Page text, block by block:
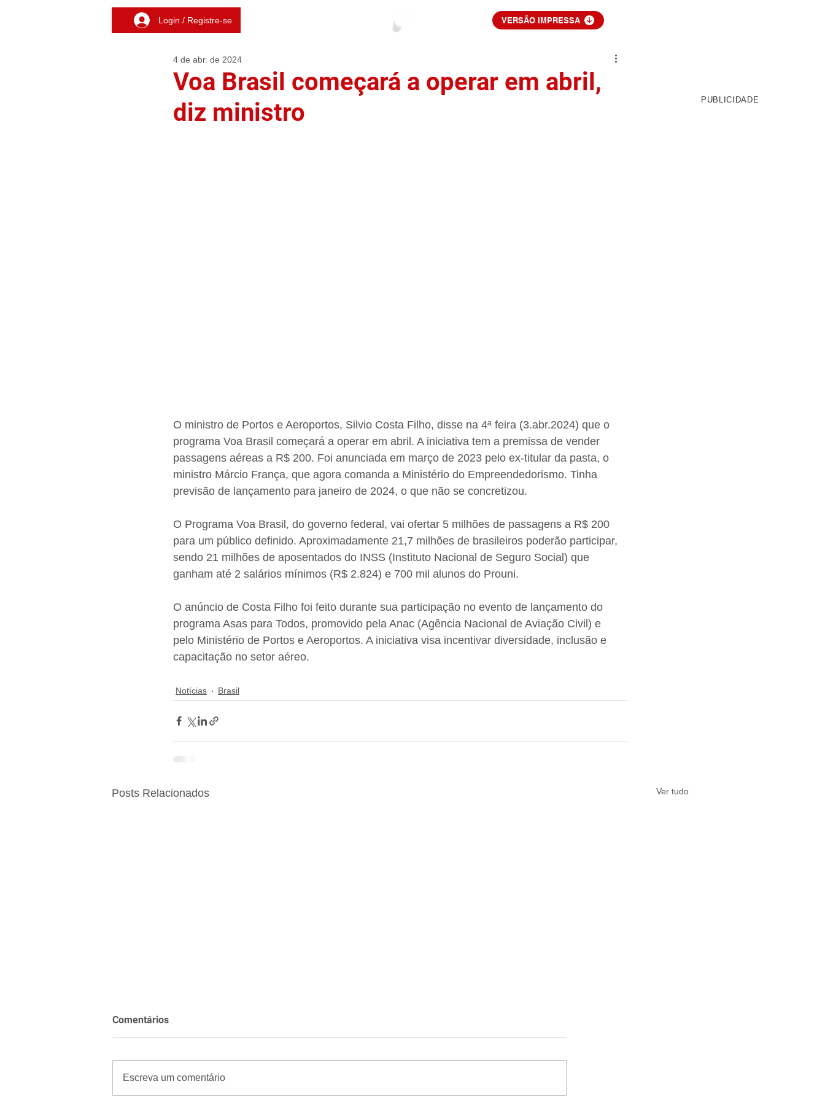
Login / Registre-se VERSÃO IMPRESSA
Voa Brasil começará a operar em abril,
diz ministro
4 de abr. de 2024
O ministro de Portos e Aeroportos, Silvio Costa Filho, disse na 4ª feira (3.abr.2024) que o
programa Voa Brasil começará a operar em abril. A iniciativa tem a premissa de vender
passagens aéreas a R$ 200. Foi anunciada em março de 2023 pelo ex-titular da pasta, o
ministro Márcio França, que agora comanda a Ministério do Empreendedorismo. Tinha
previsão de lançamento para janeiro de 2024, o que não se concretizou.
O Programa Voa Brasil, do governo federal, vai ofertar 5 milhões de passagens a R$ 200
para um público definido. Aproximadamente 21,7 milhões de brasileiros poderão participar,
sendo 21 milhões de aposentados do INSS (Instituto Nacional de Seguro Social) que
ganham até 2 salários mínimos (R$ 2.824) e 700 mil alunos do Prouni.
O anúncio de Costa Filho foi feito durante sua participação no evento de lançamento do
programa Asas para Todos, promovido pela Anac (Agência Nacional de Aviação Civil) e
pelo Ministério de Portos e Aeroportos. A iniciativa visa incentivar diversidade, inclusão e
capacitação no setor aéreo.
Notícias Brasil
Posts Relacionados Ver tudo
Comentários
Escreva um comentário
PUBLICIDADE